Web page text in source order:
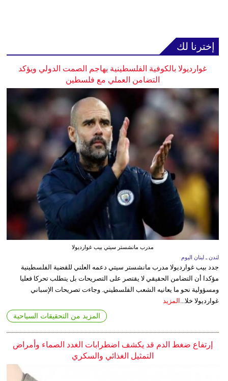
إخترنا لك
غوارديولا بالكوفية الفلسطينية يهاجم الصمت الدولي ويؤكد
التضامن العملي مع فلسطين
مدرب مانشستر سيتي بيب غوارديولا
لندن ـ لبنان اليوم
جدد بيب غوارديولا مدرب مانشستر سيتي دعمه العلني للقضية الفلسطينية
مؤكدا أن التضامن الحقيقي لا يقتصر على التصريحات بل يتطلب تحركا فعليا
ومسؤولية نحو ما يعانيه الشعب الفلسطيني. وجاءت تصريحات الإسباني
غوارديولا خلا... المزيد
المزيد من التحقيقات السياحية
إرتفاع ضغط الدم قد يكشف اضطرابات الغدد الصماء وأمراض
التمثيل الغذائي والسكري